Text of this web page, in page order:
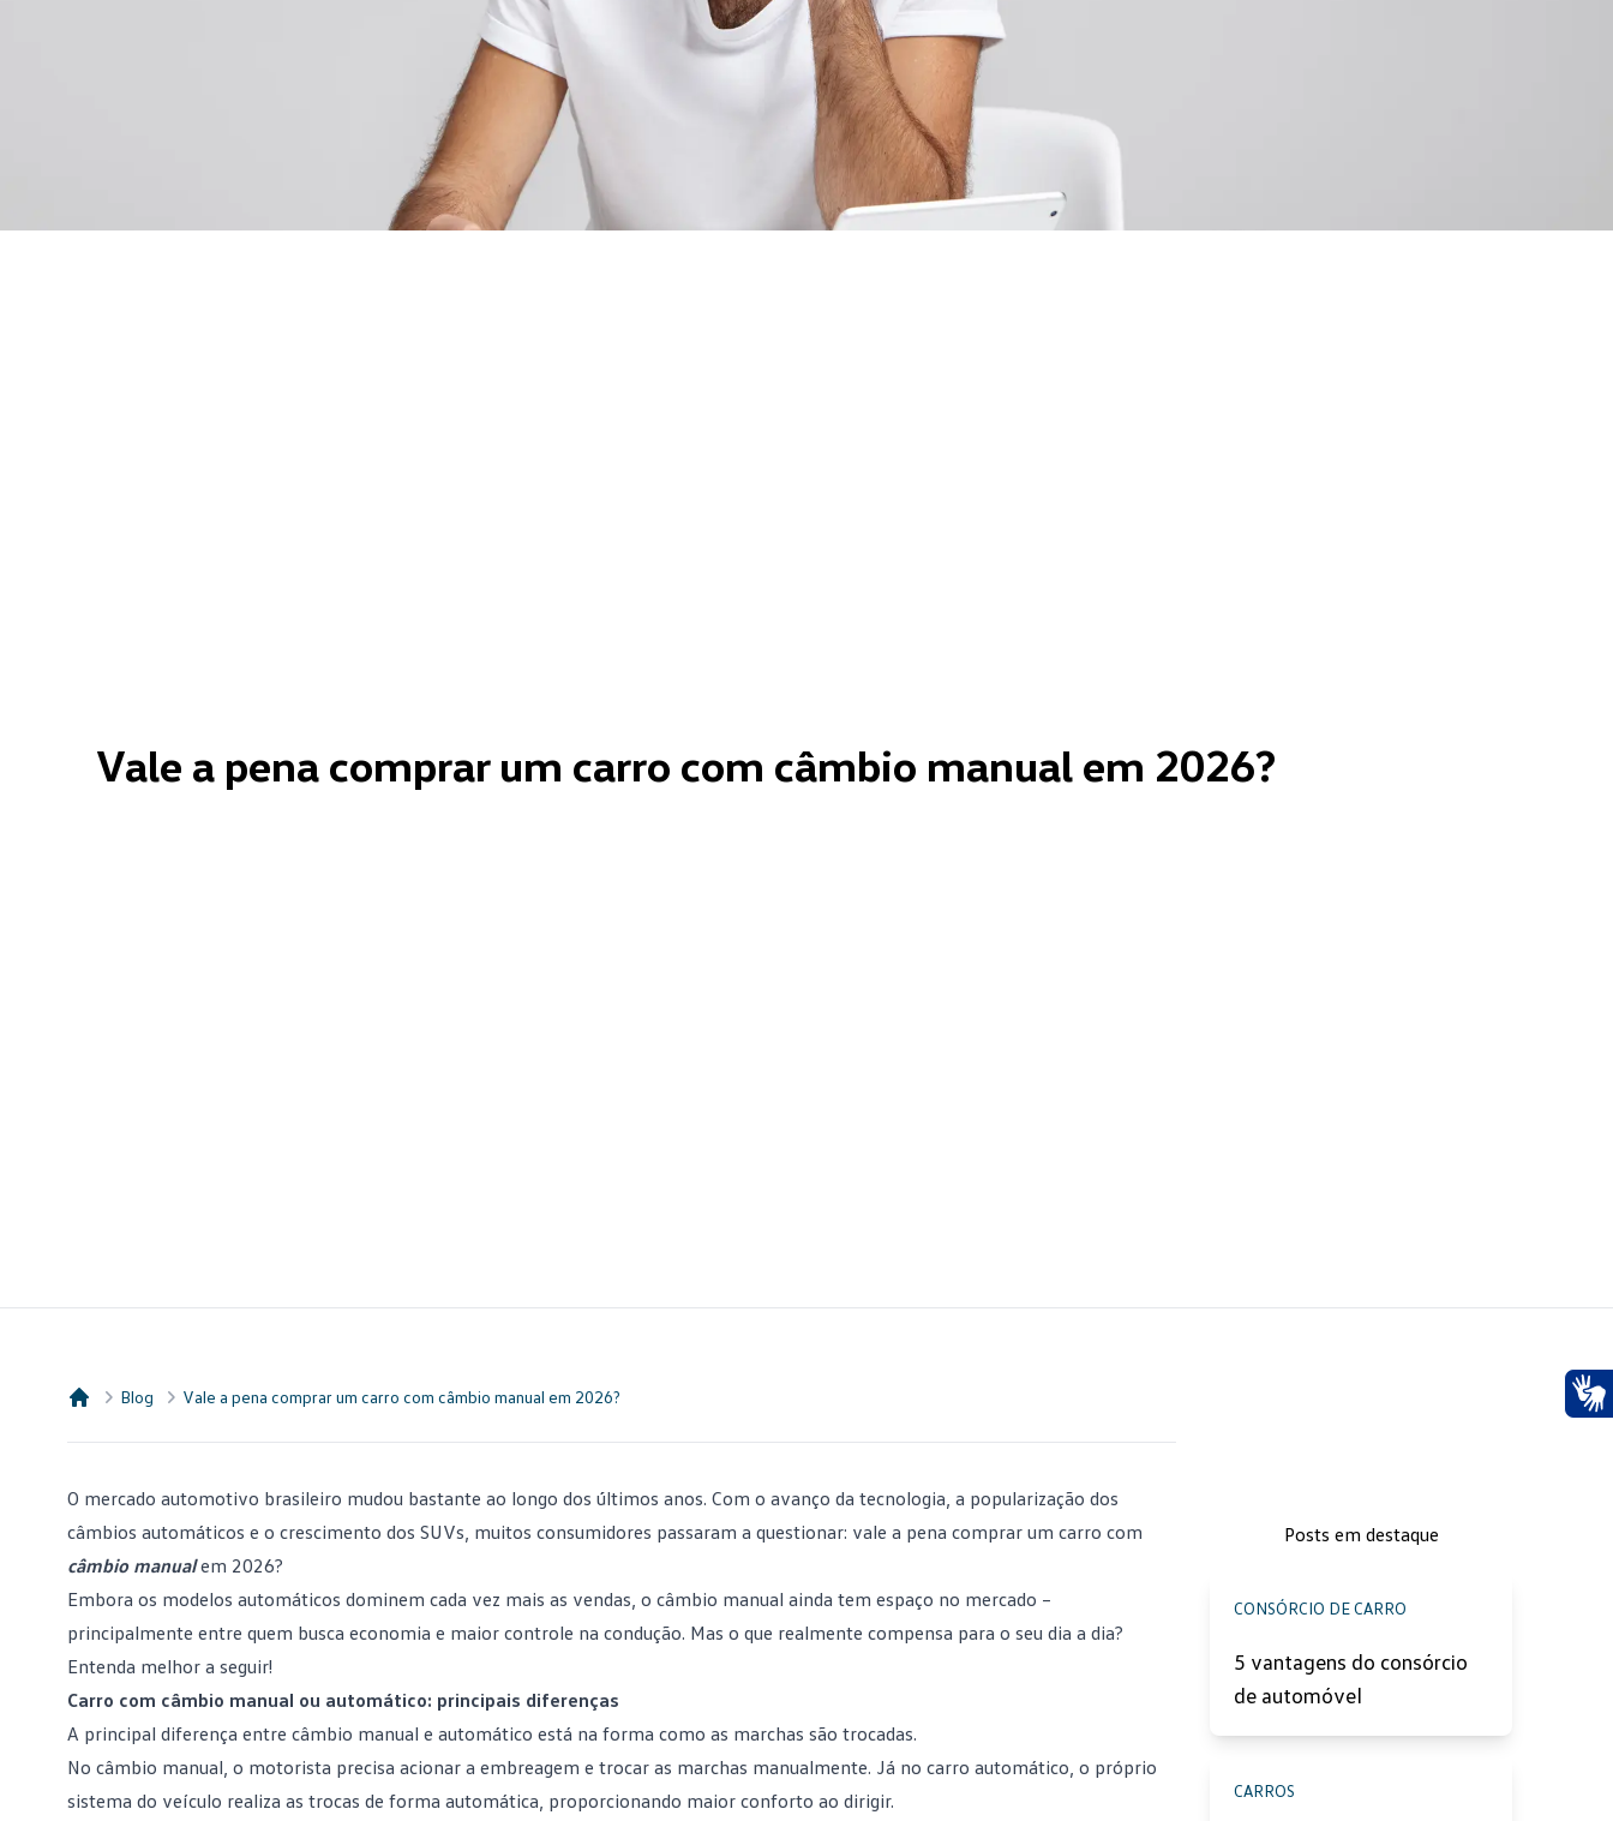
Vale a pena comprar um carro com câmbio manual em 2026?
Blog Vale a pena comprar um carro com câmbio manual em 2026?
O mercado automotivo brasileiro mudou bastante ao longo dos últimos anos. Com o avanço da tecnologia, a popularização dos
câmbios automáticos e o crescimento dos SUVs, muitos consumidores passaram a questionar: vale a pena comprar um carro com
câmbio manualem 2026?
Embora os modelos automáticos dominem cada vez mais as vendas, o câmbio manual ainda tem espaço no mercado –
principalmente entre quem busca economia e maior controle na condução. Mas o que realmente compensa para o seu dia a dia?
Entenda melhor a seguir!
Carro com câmbio manual ou automático: principais diferenças
A principal diferença entre câmbio manual e automático está na forma como as marchas são trocadas.
No câmbio manual, o motorista precisa acionar a embreagem e trocar as marchas manualmente. Já no carro automático, o próprio
sistema do veículo realiza as trocas de forma automática, proporcionando maior conforto ao dirigir.
Posts em destaque
CONSÓRCIO DE CARRO
5 vantagens do consórcio
de automóvel
CARROS